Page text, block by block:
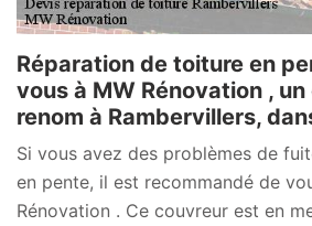
Réparation de toiture en
vous à MW Rénovation ,
renom à Rambervillers,
Si vous avez des problèmes de
en pente, il est recommandé de
Rénovation . Ce couvreur est en